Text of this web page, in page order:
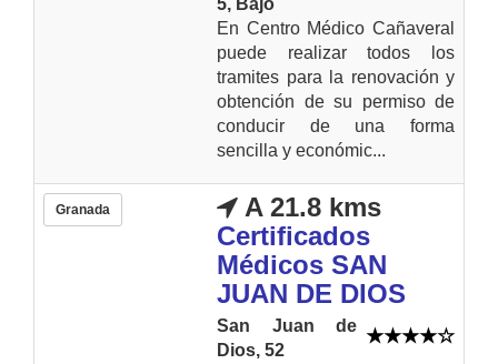
En Centro Médico Cañaveral
puede realizar todos los
tramites para la renovación y
obtención de su permiso de
conducir de una forma
sencilla y económic...
Granada
A 21.8 kms
Certificados
Médicos SAN
JUAN DE DIOS
San Juan de
Dios, 52